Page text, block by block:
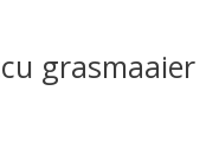
grasmaaier